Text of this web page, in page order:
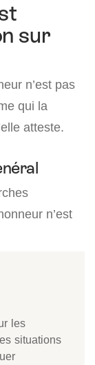
sur
n’est pas
qui la
atteste.
n’est
les
situations